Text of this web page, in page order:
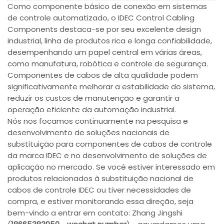
Como componente básico de conexão em sistemas
de controle automatizado, o IDEC Control Cabling
Components destaca-se por seu excelente design
industrial, linha de produtos rica e longa confiabilidade,
desempenhando um papel central em várias áreas,
como manufatura, robótica e controle de segurança.
Componentes de cabos de alta qualidade podem
significativamente melhorar a estabilidade do sistema,
reduzir os custos de manutenção e garantir a
operação eficiente da automação industrial.
Nós nos focamos continuamente na pesquisa e
desenvolvimento de soluções nacionais de
substituição para componentes de cabos de controle
da marca IDEC e no desenvolvimento de soluções de
aplicação no mercado. Se você estiver interessado em
produtos relacionados à substituição nacional de
cabos de controle IDEC ou tiver necessidades de
compra, e estiver monitorando essa direção, seja
bem-vindo a entrar em contato: Zhang Jingshi